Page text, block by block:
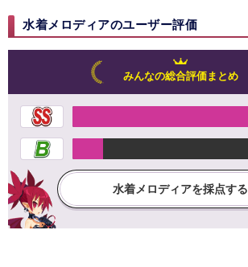
水着メロディアのユーザー評価
みんなの総合評価まとめ
水着メロディアを採点する